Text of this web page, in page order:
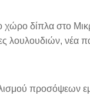
χώρο δίπλα στο
λουλουδιών, νέα
προσόψεων